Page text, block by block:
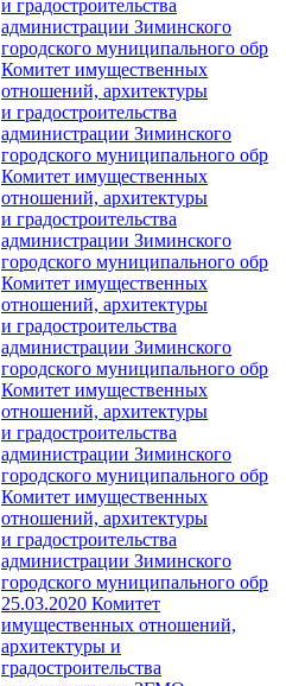
и градостроительства
администрации Зиминского
городского муниципального обр
Комитет имущественных
отношений, архитектуры
и градостроительства
администрации Зиминского
городского муниципального обр
Комитет имущественных
отношений, архитектуры
и градостроительства
администрации Зиминского
городского муниципального обр
Комитет имущественных
отношений, архитектуры
и градостроительства
администрации Зиминского
городского муниципального обр
Комитет имущественных
отношений, архитектуры
и градостроительства
администрации Зиминского
городского муниципального обр
Комитет имущественных
отношений, архитектуры
и градостроительства
администрации Зиминского
городского муниципального обр
25.03.2020 Комитет
имущественных отношений,
архитектуры и
градостроительства